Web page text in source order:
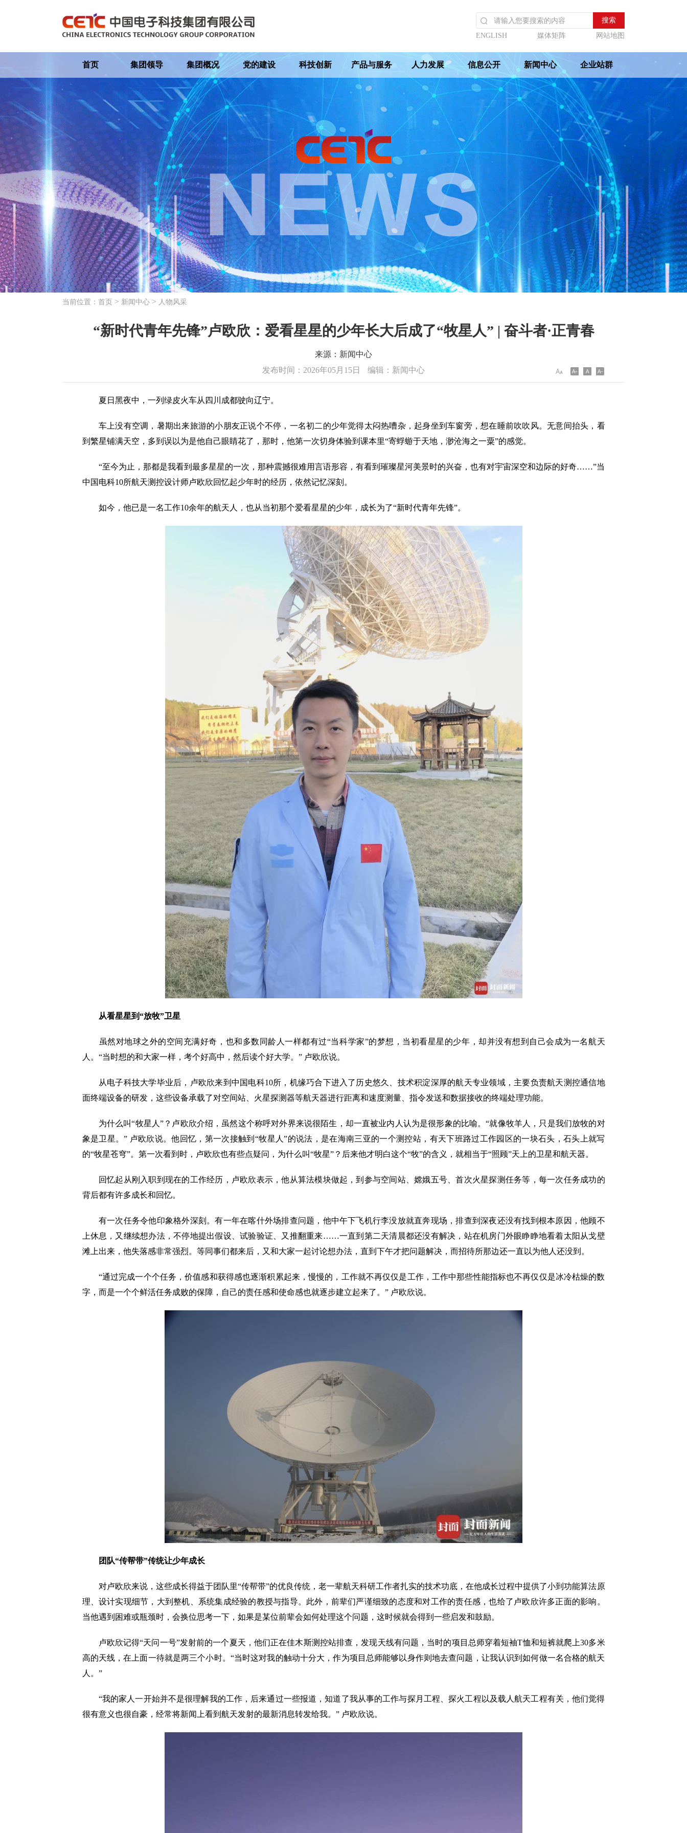
ENGLISH 媒体矩阵 网站地图
首页 集团领导 集团概况 党的建设 科技创新 产品与服务 人力发展 信息公开 新闻中心 企业站群
当前位置： 首页 > 新闻中心 > 人物风采
“新时代青年先锋”卢欧欣：爱看星星的少年长大后成了“牧星人” | 奋斗者·正青春
来源：新闻中心
发布时间：2026年05月15日
编辑：新闻中心
夏日黑夜中，一列绿皮火车从四川成都驶向辽宁。
车上没有空调，暑期出来旅游的小朋友正说个不停，一名初二的少年觉得太闷热嘈杂，起身坐到车窗旁，想在睡前吹吹风。无意间抬头，看
到繁星铺满天空，多到误以为是他自己眼睛花了，那时，他第一次切身体验到课本里“寄蜉蝣于天地，渺沧海之一粟”的感觉。
“至今为止，那都是我看到最多星星的一次，那种震撼很难用言语形容，有看到璀璨星河美景时的兴奋，也有对宇宙深空和边际的好奇……”当
中国电科10所航天测控设计师卢欧欣回忆起少年时的经历，依然记忆深刻。
如今，他已是一名工作10余年的航天人，也从当初那个爱看星星的少年，成长为了“新时代青年先锋”。
从看星星到“放牧”卫星
虽然对地球之外的空间充满好奇，也和多数同龄人一样都有过“当科学家”的梦想，当初看星星的少年，却并没有想到自己会成为一名航天
人。“当时想的和大家一样，考个好高中，然后读个好大学。” 卢欧欣说。
从电子科技大学毕业后，卢欧欣来到中国电科10所，机缘巧合下进入了历史悠久、技术积淀深厚的航天专业领域，主要负责航天测控通信地
面终端设备的研发，这些设备承载了对空间站、火星探测器等航天器进行距离和速度测量、指令发送和数据接收的终端处理功能。
为什么叫“牧星人”？卢欧欣介绍，虽然这个称呼对外界来说很陌生，却一直被业内人认为是很形象的比喻。“就像牧羊人，只是我们放牧的对
象是卫星。” 卢欧欣说。他回忆，第一次接触到“牧星人”的说法，是在海南三亚的一个测控站，有天下班路过工作园区的一块石头，石头上就写
的“牧星苍穹”。第一次看到时，卢欧欣也有些点疑问，为什么叫“牧星”？后来他才明白这个“牧”的含义，就相当于“照顾”天上的卫星和航天器。
回忆起从刚入职到现在的工作经历，卢欧欣表示，他从算法模块做起，到参与空间站、嫦娥五号、首次火星探测任务等，每一次任务成功的
背后都有许多成长和回忆。
有一次任务令他印象格外深刻。有一年在喀什外场排查问题，他中午下飞机行李没放就直奔现场，排查到深夜还没有找到根本原因，他顾不
上休息，又继续想办法，不停地提出假设、试验验证、又推翻重来……一直到第二天清晨都还没有解决，站在机房门外眼睁睁地看着太阳从戈壁
滩上出来，他失落感非常强烈。等同事们都来后，又和大家一起讨论想办法，直到下午才把问题解决，而招待所那边还一直以为他人还没到。
“通过完成一个个任务，价值感和获得感也逐渐积累起来，慢慢的，工作就不再仅仅是工作，工作中那些性能指标也不再仅仅是冰冷枯燥的数
字，而是一个个鲜活任务成败的保障，自己的责任感和使命感也就逐步建立起来了。” 卢欧欣说。
团队“传帮带”传统让少年成长
对卢欧欣来说，这些成长得益于团队里“传帮带”的优良传统，老一辈航天科研工作者扎实的技术功底，在他成长过程中提供了小到功能算法原
理、设计实现细节，大到整机、系统集成经验的教授与指导。此外，前辈们严谨细致的态度和对工作的责任感，也给了卢欧欣许多正面的影响。
当他遇到困难或瓶颈时，会换位思考一下，如果是某位前辈会如何处理这个问题，这时候就会得到一些启发和鼓励。
卢欧欣记得“天问一号”发射前的一个夏天，他们正在佳木斯测控站排查，发现天线有问题，当时的项目总师穿着短袖T恤和短裤就爬上30多米
高的天线，在上面一待就是两三个小时。“当时这对我的触动十分大，作为项目总师能够以身作则地去查问题，让我认识到如何做一名合格的航天
人。”
“我的家人一开始并不是很理解我的工作，后来通过一些报道，知道了我从事的工作与探月工程、探火工程以及载人航天工程有关，他们觉得
很有意义也很自豪，经常将新闻上看到航天发射的最新消息转发给我。” 卢欧欣说。